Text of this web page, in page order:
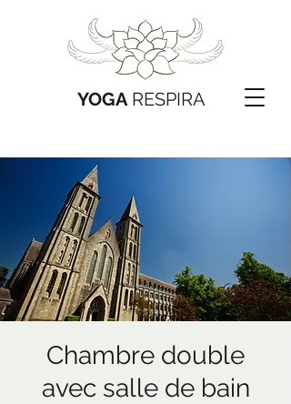
YOGARESPIRA
Chambre double
avec salle de bain